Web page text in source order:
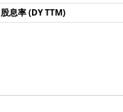
股息率 (DY TTM)